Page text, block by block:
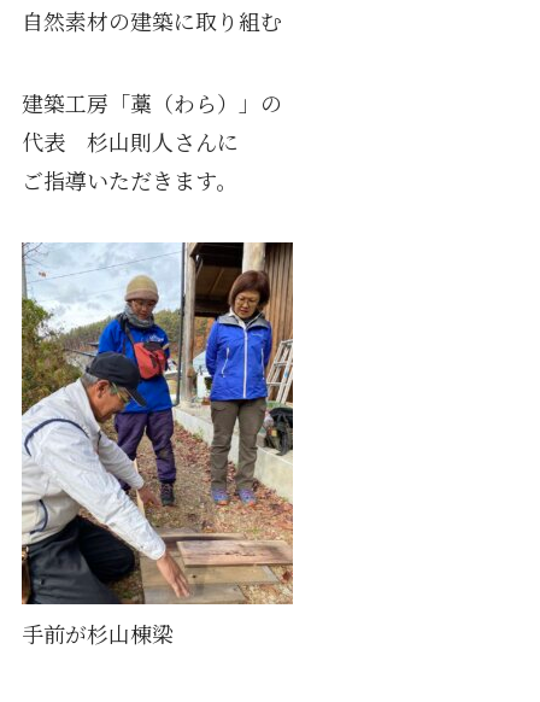
自然素材の建築に取り組む
建築工房「藁（わら）」の
代表 杉山則人さんに
ご指導いただきます。
手前が杉山棟梁